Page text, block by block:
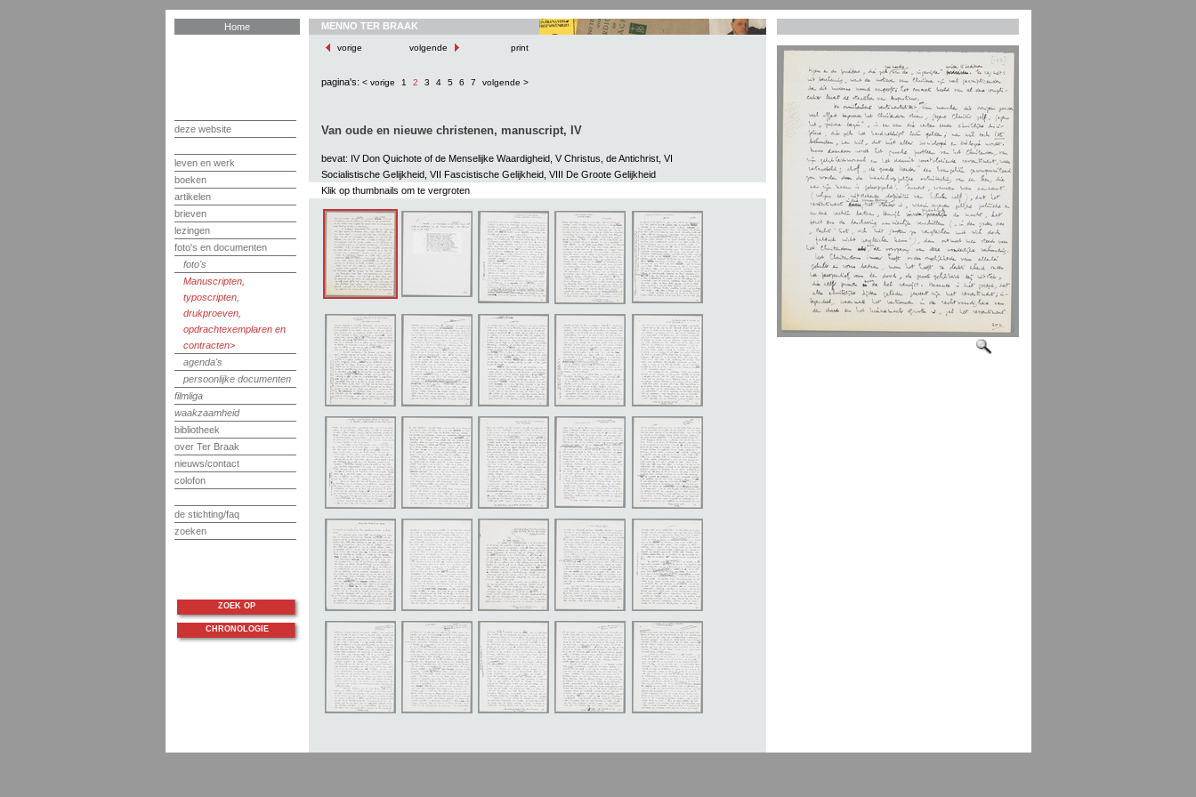
Home
deze website
leven en werk
boeken
artikelen
brieven
lezingen
foto's en documenten
foto's
Manuscripten,
typoscripten,
drukproeven,
opdrachtexemplaren en
contracten
agenda's
persoonlijke documenten
filmliga
waakzaamheid
bibliotheek
over Ter Braak
nieuws/contact
colofon
de stichting/faq
zoeken
MENNO TER BRAAK
vorige volgende print
pagina's: < vorige 1 2 3 4 5 6 7 volgende >
Van oude en nieuwe christenen, manuscript, IV
bevat: IV Don Quichote of de Menselijke Waardigheid, V Christus, de Antichrist, VI
Socialistische Gelijkheid, VII Fascistische Gelijkheid, VIII De Groote Gelijkheid
Klik op thumbnails om te vergroten
ZOEK OP
CHRONOLOGIE